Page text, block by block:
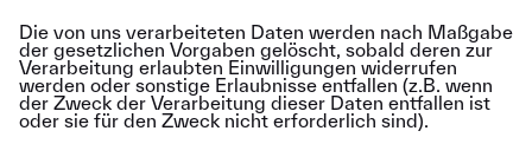
Die von uns verarbeiteten Daten werden nach Maßgabe
der gesetzlichen Vorgaben gelöscht, sobald deren zur
Verarbeitung erlaubten Einwilligungen widerrufen
werden oder sonstige Erlaubnisse entfallen (z.B. wenn
der Zweck der Verarbeitung dieser Daten entfallen ist
oder sie für den Zweck nicht erforderlich sind).